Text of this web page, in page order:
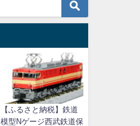
【ふるさと納税】鉄道
模型Nゲージ西武鉄道保